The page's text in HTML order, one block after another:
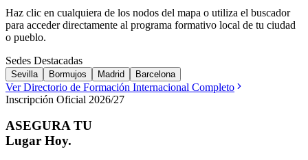
Haz clic en cualquiera de los nodos del mapa o utiliza el buscador
para acceder directamente al programa formativo local de tu ciudad
o pueblo.
Sedes Destacadas
Sevilla Bormujos Madrid Barcelona
Ver Directorio de Formación Internacional Completo
Inscripción Oficial 2026/27
ASEGURA TU
Lugar Hoy.